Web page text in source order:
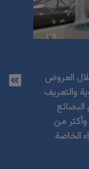
تقدم
العروض
والتعريف
وأكثر من
الخاصة